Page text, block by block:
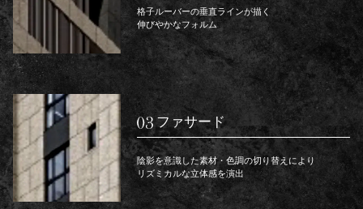
格子ルーバーの垂直ラインが描く
伸びやかなフォルム
ファサード
陰影を意識した素材・色調の切り替えにより
リズミカルな立体感を演出